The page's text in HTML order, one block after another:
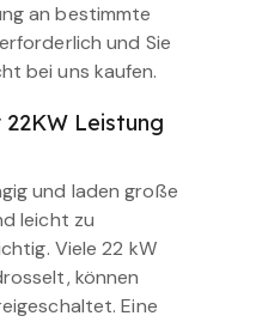
an bestimmte
und Sie
bei uns kaufen.
Leistung
und laden große
leicht zu
Viele 22 kW
können
Eine